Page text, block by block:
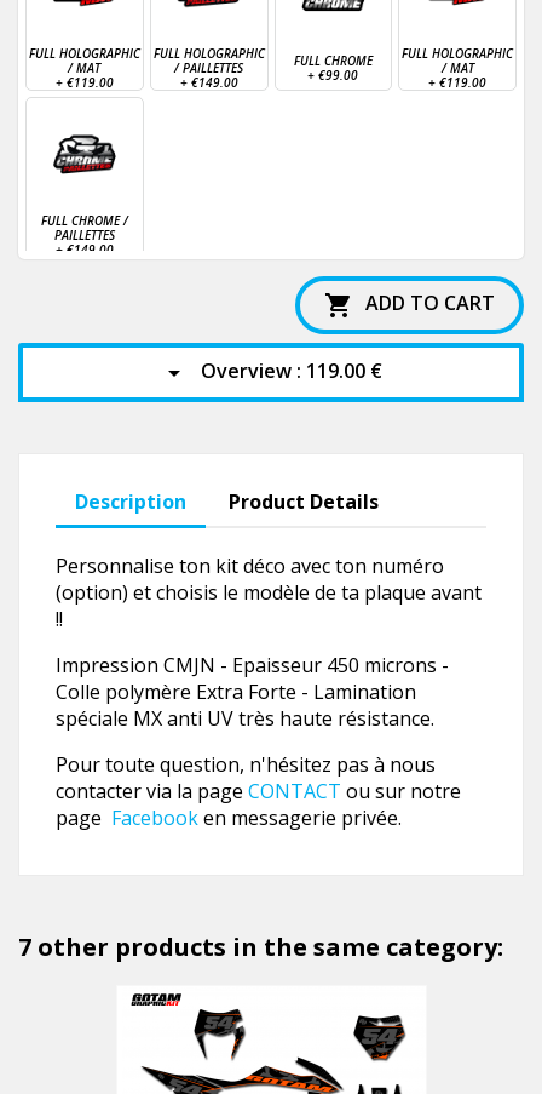
FULL HOLOGRAPHIC
/ MAT
+ €119.00
FULL HOLOGRAPHIC
/ PAILLETTES
+ €149.00
FULL CHROME
+€99.00
FULL HOLOGRAPHIC
/ MAT
+€119.00
FULL CHROME /
PAILLETTES
+ €149.00
 ADD TO CART
arrow_drop_down Overview : 119.00 €
Description Product Details
Personnalise ton kit déco avec ton numéro
(option) et choisis le modèle de ta plaque avant
!!
Impression CMJN - Epaisseur 450 microns -
Colle polymère Extra Forte - Lamination
spéciale MX anti UV très haute résistance.
Pour toute question, n'hésitez pas à nous
contacter via la page CONTACT ou sur notre
page Facebooken messagerie privée.
7 other products in the same category: